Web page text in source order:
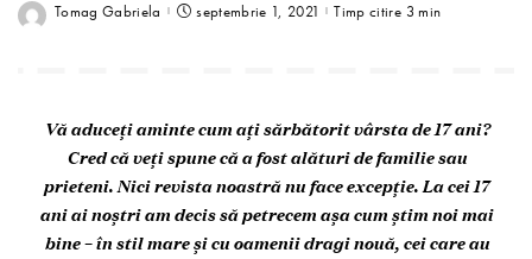
Tomag Gabriela septembrie 1, 2021 Timp citire 3 min
Vă aduceți aminte cum ați sărbătorit vârsta de 17 ani?
Cred că veți spune că a fost alături de familie sau
prieteni. Nici revista noastră nu face excepție. La cei 17
ani ai noștri am decis să petrecem așa cum știm noi mai
bine – în stil mare și cu oamenii dragi nouă, cei care au